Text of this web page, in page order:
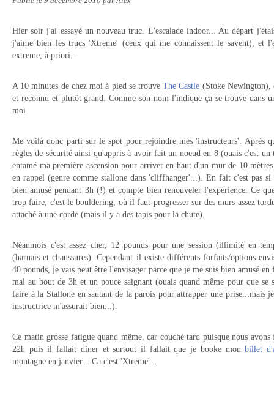
Hier soir j'ai essayé un nouveau truc. L'escalade indoor... Au départ
j'aime bien les trucs 'Xtreme' (ceux qui me connaissent le savent), et
extreme, à priori...
A 10 minutes de chez moi à pied se trouveThe Castle (Stoke Newington),
et reconnu et plutôt grand. Comme son nom l'indique ça se trouve dans
moi.
Me voilà donc parti sur le spot pour rejoindre mes 'instructeurs'. Après
règles de sécurité ainsi qu'appris à avoir fait un noeud en 8 (ouais c'est
entamé ma première ascension pour arriver en haut d'un mur de 10
en rappel (genre comme stallone dans 'cliffhanger'...). En fait c'est pas si
bien amusé pendant 3h (!) et compte bien renouveler l'expérience. Ce
trop faire, c'est le bouldering, où il faut progresser sur des murs assez
attaché à une corde (mais il y a des tapis pour la chute).
Néanmois c'est assez cher, 12 pounds pour une session (illimité en
(harnais et chaussures). Cependant il existe différents forfaits/options
40 pounds, je vais peut être l'envisager parce que je me suis bien amusé
mal au bout de 3h et un pouce saignant (ouais quand même pour que
faire à la Stallone en sautant de la parois pour attrapper une prise...mais
instructrice m'assurait bien...).
Ce matin grosse fatigue quand même, car couché tard puisque nous
22h puis il fallait diner et surtout il fallait que je booke monbillet
montagne en janvier... Ca c'est 'Xtreme'...